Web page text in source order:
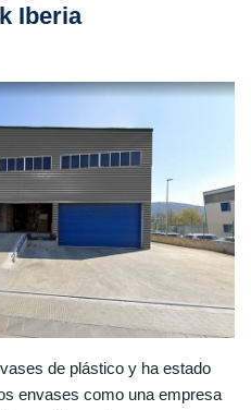
Iberia
de plástico y ha estado
envases como una empresa